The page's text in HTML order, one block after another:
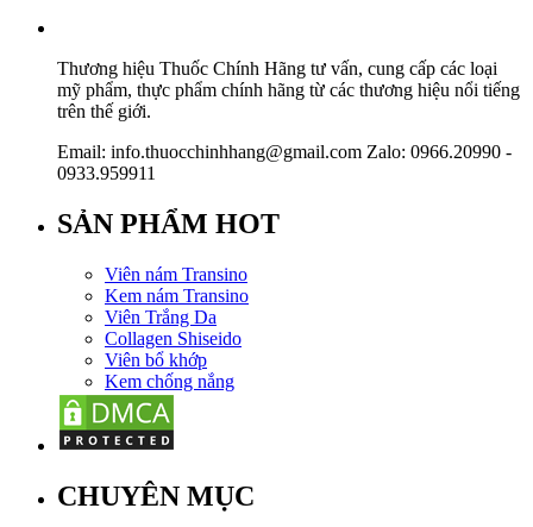
Thương hiệu Thuốc Chính Hãng tư vấn, cung cấp các loại
mỹ phẩm, thực phẩm chính hãng từ các thương hiệu nổi tiếng
trên thế giới.
Email: info.thuocchinhhang@gmail.com Zalo: 0966.20990 -
0933.959911
SẢN PHẨM HOT
Viên nám Transino
Kem nám Transino
Viên Trắng Da
Collagen Shiseido
Viên bổ khớp
Kem chống nắng
CHUYÊN MỤC